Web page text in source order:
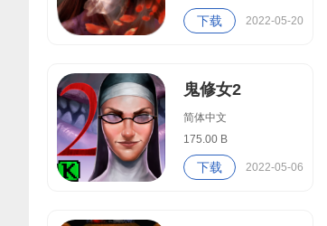
下载 2022-05-20
鬼修女2
简体中文
175.00 B
下载 2022-05-06